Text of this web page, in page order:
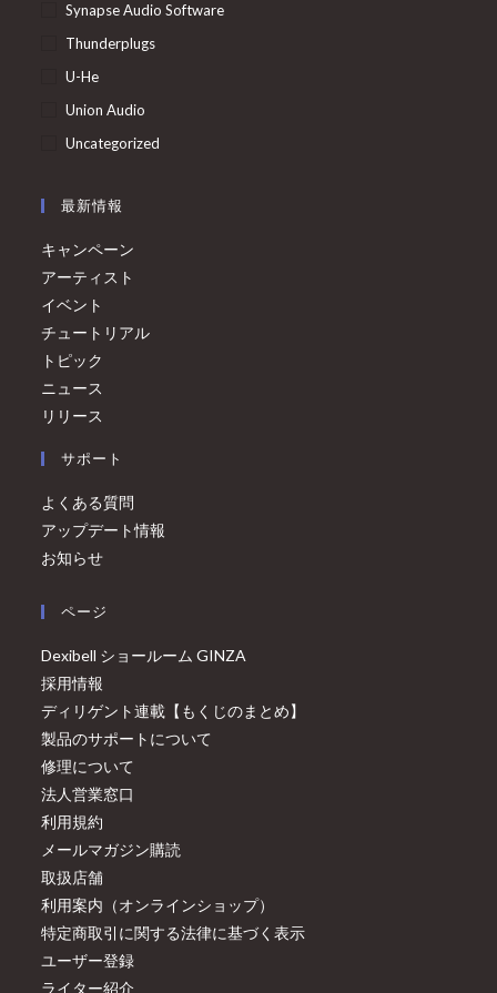
Synapse Audio Software
Thunderplugs
U-He
Union Audio
Uncategorized
最新情報
キャンペーン
アーティスト
イベント
チュートリアル
トピック
ニュース
リリース
サポート
よくある質問
アップデート情報
お知らせ
ページ
Dexibell ショールーム GINZA
採用情報
ディリゲント連載【もくじのまとめ】
製品のサポートについて
修理について
法人営業窓口
利用規約
メールマガジン購読
取扱店舗
利用案内（オンラインショップ）
特定商取引に関する法律に基づく表示
ユーザー登録
ライター紹介